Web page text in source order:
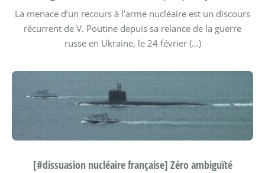
La menace d’un recours à l’arme nucléaire est un discours
récurrent de V. Poutine depuis sa relance de la guerre
russe en Ukraine, le 24 février (…)
[#dissuasion nucléaire française] Zéro ambiguïté